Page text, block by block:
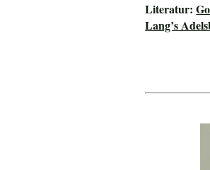
Literatur:
Lang’s